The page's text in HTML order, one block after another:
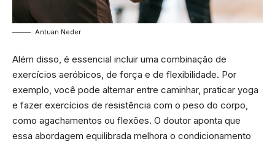
Antuan Neder
Além disso, é essencial incluir uma combinação de
exercícios aeróbicos, de força e de flexibilidade. Por
exemplo, você pode alternar entre caminhar, praticar yoga
e fazer exercícios de resistência com o peso do corpo,
como agachamentos ou flexões. O doutor aponta que
essa abordagem equilibrada melhora o condicionamento